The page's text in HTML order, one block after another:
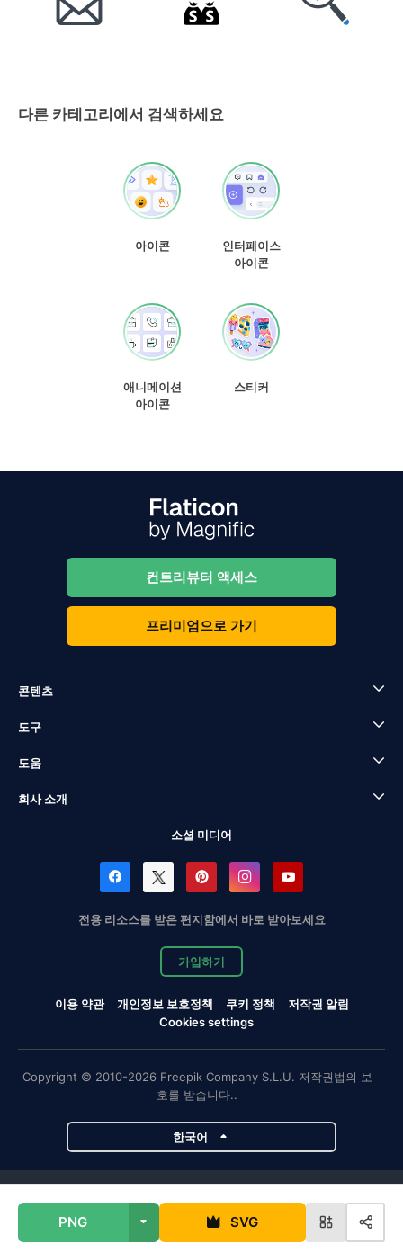
PNG SVG
다른 카테고리에서 검색하세요
아이콘
인터페이스
아이콘
애니메이션
아이콘
스티커
컨트리뷰터 액세스
프리미엄으로 가기
콘텐츠
도구
도움
회사 소개
소셜 미디어
전용 리소스를 받은 편지함에서 바로 받아보세요
가입하기
이용 약관 개인정보 보호정책 쿠키 정책
저작권 알림
Cookies settings
Copyright © 2010-2026 Freepik Company S.L.U. 저작권법의 보
호를 받습니다..
한국어